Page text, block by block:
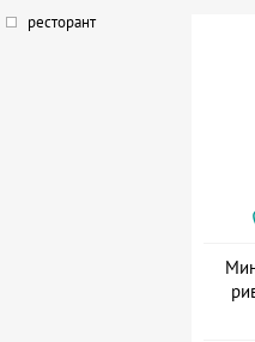
ресторант